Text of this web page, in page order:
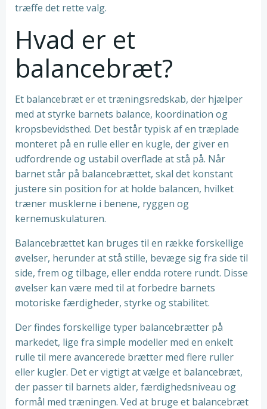
træffe det rette valg.
Hvad er et
balancebræt?
Et balancebræt er et træningsredskab, der hjælper
med at styrke barnets balance, koordination og
kropsbevidsthed. Det består typisk af en træplade
monteret på en rulle eller en kugle, der giver en
udfordrende og ustabil overflade at stå på. Når
barnet står på balancebrættet, skal det konstant
justere sin position for at holde balancen, hvilket
træner musklerne i benene, ryggen og
kernemuskulaturen.
Balancebrættet kan bruges til en række forskellige
øvelser, herunder at stå stille, bevæge sig fra side til
side, frem og tilbage, eller endda rotere rundt. Disse
øvelser kan være med til at forbedre barnets
motoriske færdigheder, styrke og stabilitet.
Der findes forskellige typer balancebrætter på
markedet, lige fra simple modeller med en enkelt
rulle til mere avancerede brætter med flere ruller
eller kugler. Det er vigtigt at vælge et balancebræt,
der passer til barnets alder, færdighedsniveau og
formål med træningen. Ved at bruge et balancebræt